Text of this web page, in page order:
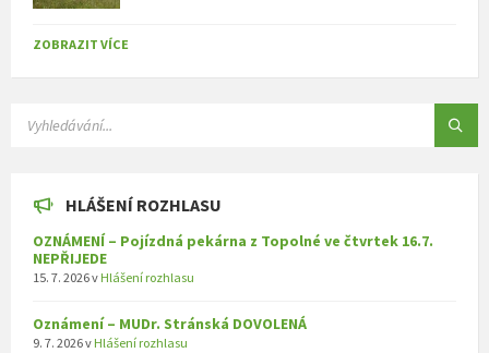
ZOBRAZIT VÍCE
HLÁŠENÍ ROZHLASU
OZNÁMENÍ – Pojízdná pekárna z Topolné ve čtvrtek 16.7.
NEPŘIJEDE
15. 7. 2026v Hlášení rozhlasu
Oznámení – MUDr. Stránská DOVOLENÁ
9. 7. 2026v Hlášení rozhlasu